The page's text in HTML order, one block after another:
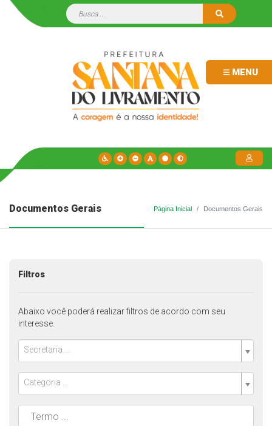
MENU
Documentos Gerais Página Inicial Documentos Gerais
Filtros
Abaixo você poderá realizar filtros de acordo com seu
interesse.
Secretaria ...
Categoria ...